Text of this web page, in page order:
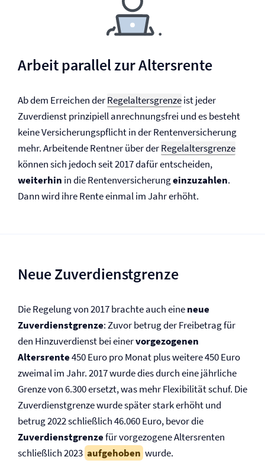
Arbeit parallel zur Altersrente
Ab dem Erreichen derRegelaltersgrenzeist jeder
Zuverdienst prinzipiell anrechnungsfrei und es besteht
keine Versicherungspflicht in der Renten­versicherung
mehr. Arbeitende Rentner über derRegelaltersgrenze
können sich jedoch seit 2017 dafür entscheiden,
weiterhin in die Renten­versicherungeinzuzahlen.
Dann wird ihre Rente einmal im Jahr erhöht.
Neue Zuverdienstgrenze
Die Regelung von 2017 brachte auch eineneue
Zuverdienstgrenze: Zuvor betrug der Freibetrag für
den Hinzuverdienst bei einervorgezogenen
Altersrente450 Euro pro Monat plus weitere 450 Euro
zweimal im Jahr. 2017 wurde dies durch eine jährliche
Grenze von 6.300 ersetzt, was mehr Flexibilität schuf. Die
Zuverdienstgrenze wurde später stark erhöht und
betrug 2022 schließlich 46.060 Euro, bevor die
Zuverdienstgrenzefür vorgezogene Altersrenten
schließlich 2023 aufgehoben wurde.